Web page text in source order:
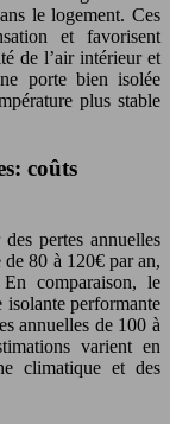
le logement. Ces
et favorisent
de l’air intérieur et
porte bien isolée
plus stable
coûts
pertes annuelles
80 à 120€ par an,
comparaison, le
isolante performante
annuelles de 100 à
varient en
climatique et des